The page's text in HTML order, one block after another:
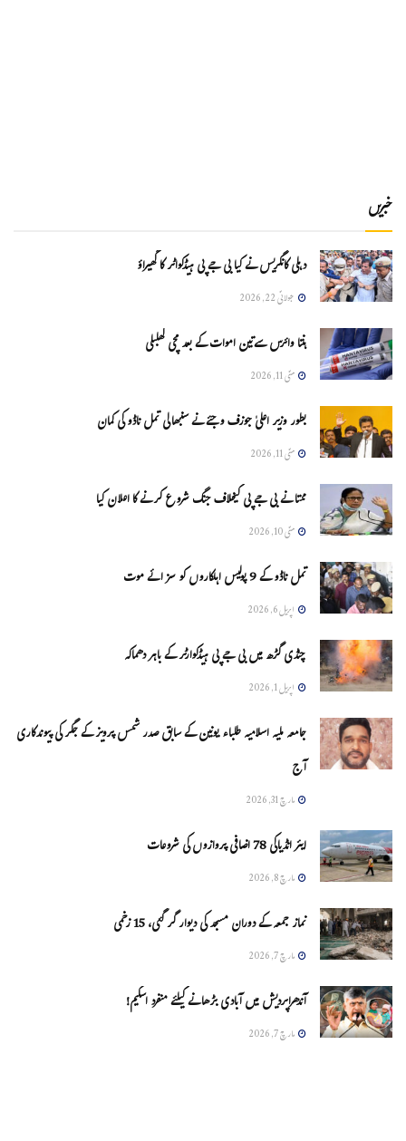
خبریں
دہلی کانگریس نے کیا بی جے پی ہیڈکواٹر کا گھیراؤ
جولائی 22, 2026
ہنتا وائرس سےتین اموات کے بعد مچی کھلبلی
مئی 11, 2026
بطور وزیر اعلیٰ جوزف وجئے نے سنبھالی تمل ناڈو کی کمان
مئی 11, 2026
ممتا نے بی جے پی کیخلاف جنگ شروع کرنے کا اعلان کیا
مئی 10, 2026
تمل ناڈو کے 9 پولیس اہلکاروں کو سزائے موت
اپریل 6, 2026
چنڈی گڑھ میں بی جے پی ہیڈکوارٹر کے باہر دھماکہ
اپریل 1, 2026
جامعہ ملیہ اسلامیہ طلباء یونین کے سابق صدر شمس پرویز کے جگر کی پیوندکاری
آج
مارچ 31, 2026
ایئر انڈیاکی 78 اضافی پروازوں کی شروعات
مارچ 8, 2026
نماز جمعہ کے دوران مسجد کی دیوار گر گئی، 15 زخمی
مارچ 7, 2026
آندھراپردیش میں آبادی بڑھانے کیلئے منفرد اسکیم!
مارچ 7, 2026